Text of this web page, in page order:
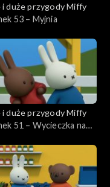
i duże przygody Miffy
53 – Myjnia
i duże przygody Miffy
51 – Wycieczka na